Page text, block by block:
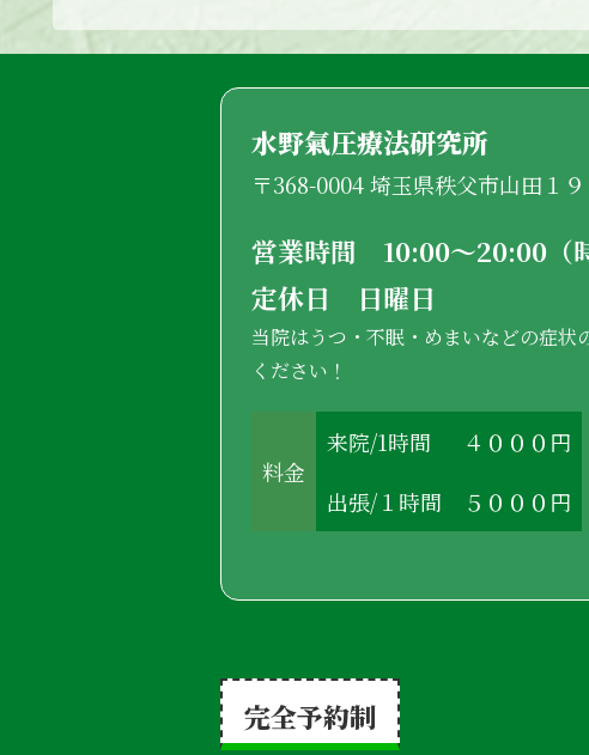
水野氣圧療法研究所
〒368-0004 埼玉県秩父市山田１
営業時間 10:00〜20:00（
定休日 日曜日
当院はうつ・不眠・めまいなどの症
ください！
料金
来院/1時間
４０００円
出張/１時間
５０００円
完全予約制